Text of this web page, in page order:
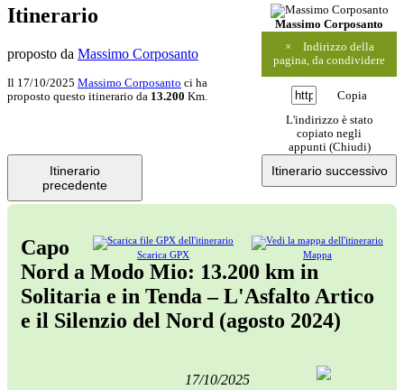
Massimo Corposanto
×
Indirizzo della
pagina, da condividere
Copia
L'indirizzo è stato
copiato negli
appunti (Chiudi)
Itinerario
proposto da Massimo Corposanto
Il 17/10/2025 Massimo Corposanto ci ha
proposto questo itinerario da 13.200 Km.
Itinerario
precedente
Itinerario successivo
Mappa
Scarica GPX
Capo
Nord a Modo Mio: 13.200 km in
Solitaria e in Tenda – L'Asfalto Artico
e il Silenzio del Nord (agosto 2024)
17/10/2025